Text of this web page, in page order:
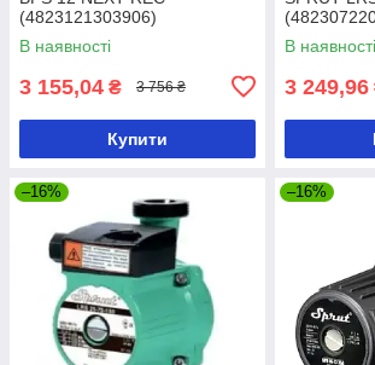
(4823121303906)
В наявності
3 155,04 ₴ 3 756 ₴
Купити
В наявності
3 249,96
–16% –16%